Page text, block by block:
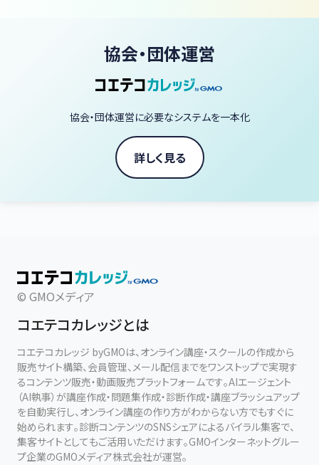
協会・団体運営
協会・団体運営に必要なシステムを一本化
詳しく見る
© GMOメディア
コエテコカレッジとは
コエテコカレッジ byGMOは、オンライン講座・スクールの作成から
販売サイト構築、会員管理、メール配信までをワンストップで実現す
るコンテンツ販売・動画販売プラットフォームです。AIエージェント
（AI執事）が講座作成・問題集作成・診断作成・講座ブラッシュアップ
を自動実行し、オンライン講座の作り方がわからない方でもすぐに
始められます。診断コンテンツのSNSシェアによるバイラル集客で、
集客サイトとしてもご活用いただけます。GMOインターネットグルー
プ企業のGMOメディア株式会社が運営。